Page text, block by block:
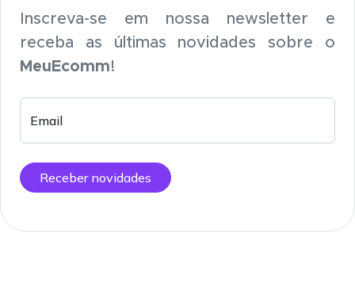
Inscreva-se em nossa newsletter e
receba as últimas novidades sobre o
MeuEcomm!
Email
Receber novidades